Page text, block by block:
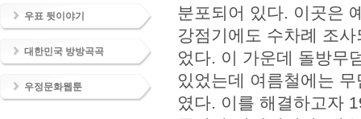
우표 뒷이야기
대한민국 방방곡곡
우정문화웹툰
분포되어 있다. 이곳은
강점기에도 수차례 조
었다. 이 가운데 돌방무
있었는데 여름철에는
였다. 이를 해결하고자